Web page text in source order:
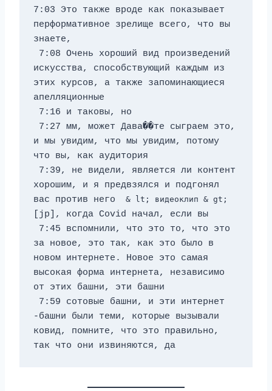
7:03 Это также вроде как показывает
перформативное зрелище всего, что вы
знаете,
искусства, способствующий каждым из
этих курсов, а также запоминающиеся
апелляционные
7:16 и таковы, но
и мы увидим, что мы увидим, потому
что вы, как аудитория
хорошим, и я предвзялся и подгонял
вас против него
[jp], когда Covid начал, если вы
за новое, это так, как это было в
новом интернете. Новое это самая
высокая форма интернета, независимо
от этих башни, эти башни
-башни были теми, которые вызывали
ковид, помните, что это правильно,
так что они извиняются, да